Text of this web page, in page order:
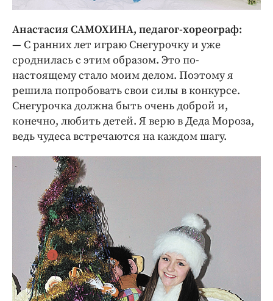
Анастасия САМОХИНА, педагог-хореограф:
— С ранних лет играю Снегурочку и уже
сроднилась с этим образом. Это по-
настоящему стало моим делом. Поэтому я
решила попробовать свои силы в конкурсе.
Снегурочка должна быть очень доброй и,
конечно, любить детей. Я верю в Деда Мороза,
ведь чудеса встречаются на каждом шагу.